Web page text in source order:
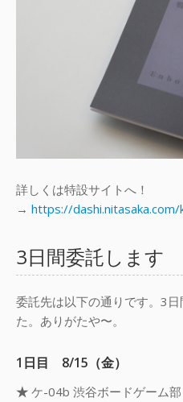
詳しくは特設サイトへ！
→ https://
3日間委託します
委託先は以下の通りです。3
た。ありがたや〜。
1日目 8/15（金）
★ ケ-04b 渋谷ボードゲーム部